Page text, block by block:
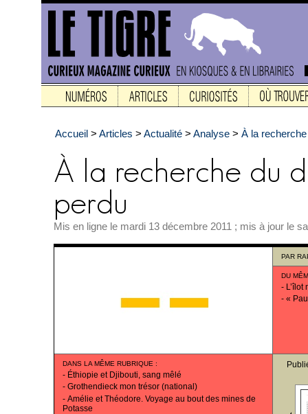
Accueil > Articles > Actualité > Analyse > À la
Mis en ligne le mardi 13 décembre 2011 ; mis à jour le
PAR
DU
- L’îlot
- «
DANS LA MÊME RUBRIQUE :
- Éthiopie et Djibouti, sang mêlé
- Grothendieck mon trésor (national)
- Amélie et Théodore. Voyage au bout des mines de
Potasse